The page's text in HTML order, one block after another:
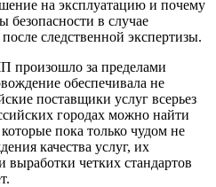
на эксплуатацию и почему
в случае
следственной экспертизы.
произошло за пределами
обеспечивала не
поставщики услуг всерьез
городах можно найти
пока только чудом не
качества услуг, их
выработки четких стандартов